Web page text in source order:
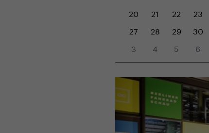
20 21 22 23
27 28 29 30
3 4 5 6